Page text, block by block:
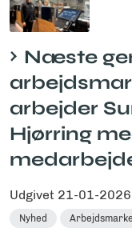
Næste
arbejder
Hjørring
Udgivet 21-01-2026
Nyhed